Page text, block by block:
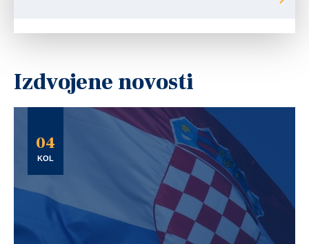
Izdvojene novosti
04
KOL